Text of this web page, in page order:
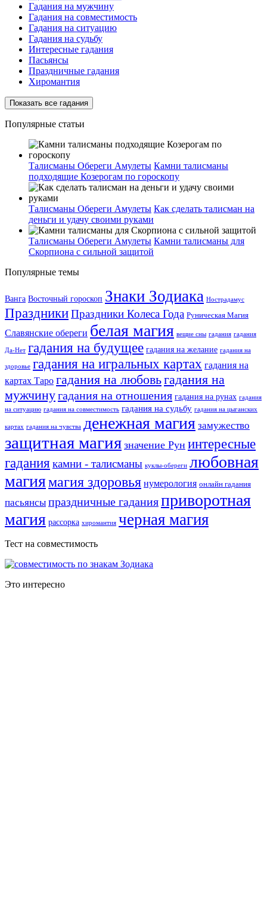
Гадания на мужчину
Гадания на совместимость
Гадания на ситуацию
Гадания на судьбу
Интересные гадания
Пасьянсы
Праздничные гадания
Хиромантия
Показать все гадания
Популярные статьи
Талисманы Обереги Амулеты Камни талисманы
подходящие Козерогам по гороскопу
Талисманы Обереги Амулеты Как сделать талисман на
деньги и удачу своими руками
Талисманы Обереги Амулеты Камни талисманы для
Скорпиона с сильной защитой
Популярные темы
Ванга Восточный гороскоп Знаки Зодиака Нострадамус
ПраздникиПраздники Колеса Года Руническая Магия
Славянские обереги белая магия вещие сны гадания гадания
Да-Нет гадания на будущее гадания на желание гадания на
здоровье гадания на игральных картах гадания на
картах Таро гадания на любовьгадания на
мужчинугадания на отношения гадания на рунах гадания
на ситуацию гадания на совместимость гадания на судьбу гадания на цыганских
картах гадания на чувства денежная магия замужество
защитная магия значение Рун интересные
гадания камни - талисманы куклы-обереги любовная
магиямагия здоровья нумерология онлайн гадания
пасьянсы праздничные гаданияприворотная
магия рассорка хиромантия черная магия
Тест на совместимость
Это интересно